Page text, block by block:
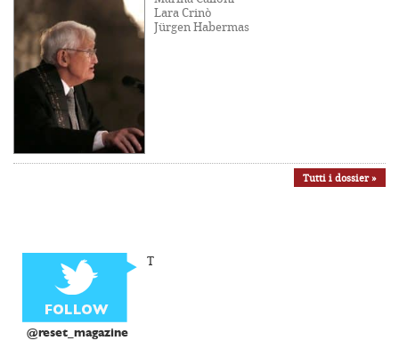
Lara Crinò
Jürgen Habermas
Tutti i dossier »
@reset_magazine
T